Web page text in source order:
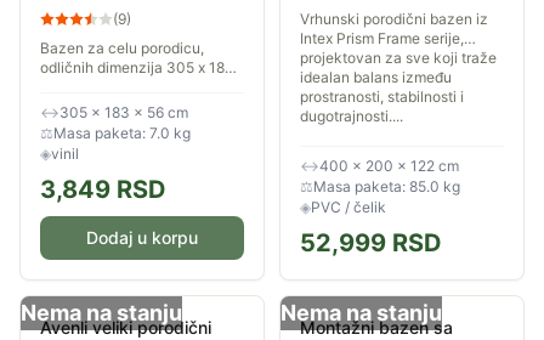
(9)
Bazen za celu porodicu,
odličnih dimenzija 305 x 183
litara.
↔305 × 183 × 56 cm
⚖Masa paketa: 7.0 kg
◈vinil
3,849 RSD
Dodaj u korpu
pumpom i merdevinama
400x200x122cm 26790
Vrhunski porodični bazen iz
Intex Prism Frame serije,
projektovan za sve koji traže
idealan balans između
prostranosti, stabilnosti i
dugotrajnosti....
↔400 × 200 × 122 cm
⚖Masa paketa: 85.0 kg
◈PVC / čelik
52,999 RSD
Nema na stanju
Avenli veliki porodični
Nema na stanju
Montažni bazen sa